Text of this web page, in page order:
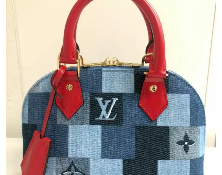
中野ブロードウェイ
宅配買取を申し込む
無料の宅配キットをお届けします